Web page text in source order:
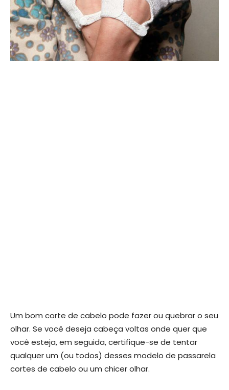
Um bom corte de cabelo pode fazer ou quebrar o seu
olhar. Se você deseja cabeça voltas onde quer que
você esteja, em seguida, certifique-se de tentar
qualquer um (ou todos) desses modelo de passarela
cortes de cabelo ou um chicer olhar.